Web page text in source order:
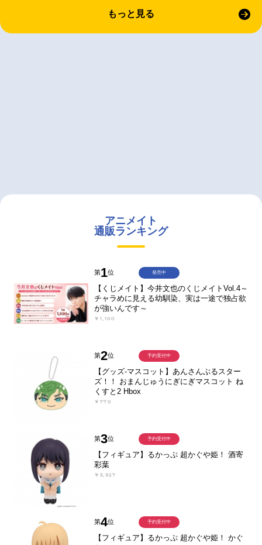
もっと見る
アニメイト
通販ランキング
第1位
【くじメイト】今井文也のくじメイトVol.4～
チャラめに見える幼馴染、実は一途で独占欲
が強いんです～
￥1,100
発売中
第2位
【グッズ-マスコット】あんさんぶるスター
ズ！！ おまんじゅうにぎにぎマスコット ね
くすと2 Hbox
￥770
予約受付中
第3位
【フィギュア】るかっぷ 超かぐや姫！ 酒寄
彩葉
￥3,927
予約受付中
第4位
【フィギュア】るかっぷ 超かぐや姫！ かぐ
予約受付中